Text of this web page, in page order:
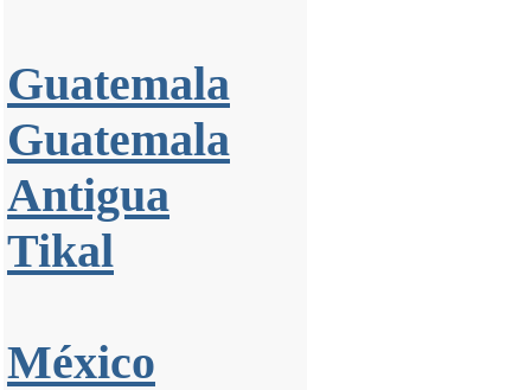
Guatemala
Guatemala
Antigua
Tikal
México